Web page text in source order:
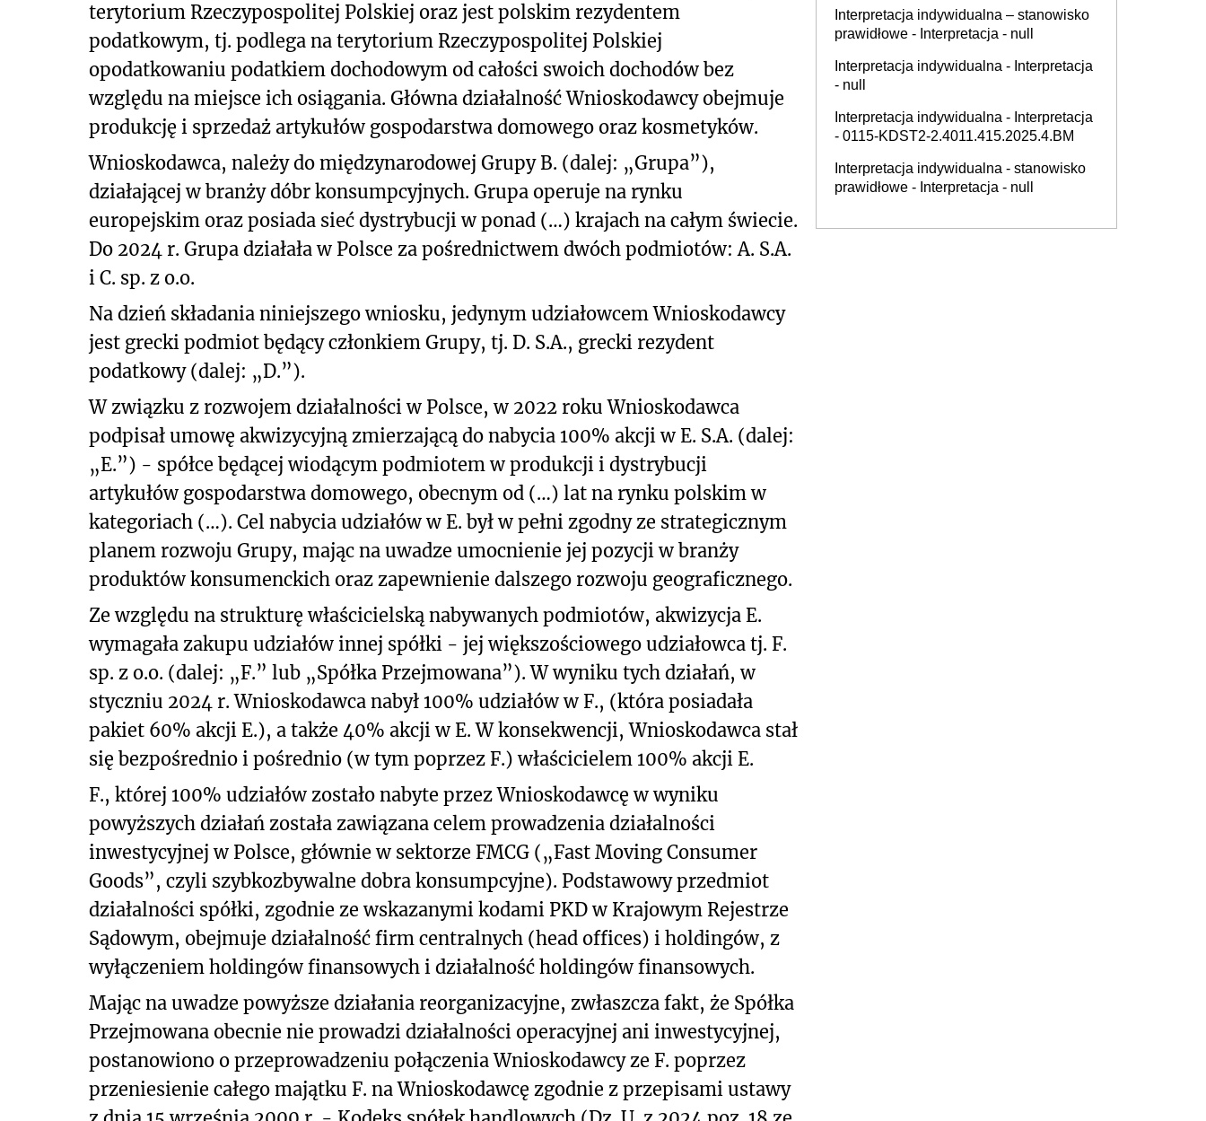
terytorium Rzeczypospolitej Polskiej oraz jest polskim rezydentem
podatkowym, tj. podlega na terytorium Rzeczypospolitej Polskiej
opodatkowaniu podatkiem dochodowym od całości swoich dochodów bez
względu na miejsce ich osiągania. Główna działalność Wnioskodawcy obejmuje
produkcję i sprzedaż artykułów gospodarstwa domowego oraz kosmetyków.
Wnioskodawca, należy do międzynarodowej Grupy B. (dalej: „Grupa”),
działającej w branży dóbr konsumpcyjnych. Grupa operuje na rynku
europejskim oraz posiada sieć dystrybucji w ponad (…) krajach na całym świecie.
Do 2024 r. Grupa działała w Polsce za pośrednictwem dwóch podmiotów: A. S.A.
i C. sp. z o.o.
Na dzień składania niniejszego wniosku, jedynym udziałowcem Wnioskodawcy
jest grecki podmiot będący członkiem Grupy, tj. D. S.A., grecki rezydent
podatkowy (dalej: „D.”).
W związku z rozwojem działalności w Polsce, w 2022 roku Wnioskodawca
podpisał umowę akwizycyjną zmierzającą do nabycia 100% akcji w E. S.A. (dalej:
„E.”) - spółce będącej wiodącym podmiotem w produkcji i dystrybucji
artykułów gospodarstwa domowego, obecnym od (…) lat na rynku polskim w
kategoriach (…). Cel nabycia udziałów w E. był w pełni zgodny ze strategicznym
planem rozwoju Grupy, mając na uwadze umocnienie jej pozycji w branży
produktów konsumenckich oraz zapewnienie dalszego rozwoju geograficznego.
Ze względu na strukturę właścicielską nabywanych podmiotów, akwizycja E.
wymagała zakupu udziałów innej spółki - jej większościowego udziałowca tj. F.
sp. z o.o. (dalej: „F.” lub „Spółka Przejmowana”). W wyniku tych działań, w
styczniu 2024 r. Wnioskodawca nabył 100% udziałów w F., (która posiadała
pakiet 60% akcji E.), a także 40% akcji w E. W konsekwencji, Wnioskodawca stał
się bezpośrednio i pośrednio (w tym poprzez F.) właścicielem 100% akcji E.
F., której 100% udziałów zostało nabyte przez Wnioskodawcę w wyniku
powyższych działań została zawiązana celem prowadzenia działalności
inwestycyjnej w Polsce, głównie w sektorze FMCG („Fast Moving Consumer
Goods”, czyli szybkozbywalne dobra konsumpcyjne). Podstawowy przedmiot
działalności spółki, zgodnie ze wskazanymi kodami PKD w Krajowym Rejestrze
Sądowym, obejmuje działalność firm centralnych (head offices) i holdingów, z
wyłączeniem holdingów finansowych i działalność holdingów finansowych.
Mając na uwadze powyższe działania reorganizacyjne, zwłaszcza fakt, że Spółka
Przejmowana obecnie nie prowadzi działalności operacyjnej ani inwestycyjnej,
postanowiono o przeprowadzeniu połączenia Wnioskodawcy ze F. poprzez
przeniesienie całego majątku F. na Wnioskodawcę zgodnie z przepisami ustawy
Interpretacja indywidualna – stanowisko
prawidłowe - Interpretacja - null
Interpretacja indywidualna - Interpretacja
- null
Interpretacja indywidualna - Interpretacja
- 0115-KDST2-2.4011.415.2025.4.BM
Interpretacja indywidualna - stanowisko
prawidłowe - Interpretacja - null